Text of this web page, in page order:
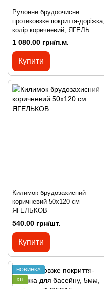
Рулонне брудоочисне
протиковзке покриття-доріжка,
колір коричневий, ЯГЕЛЬ
1 080.00 грн/п.м.
Купити
Килимок брудозахисний
коричневий 50х120 см
ЯГЕЛЬКОВ
540.00 грн/шт.
Купити
НОВИНКА
ХІТ